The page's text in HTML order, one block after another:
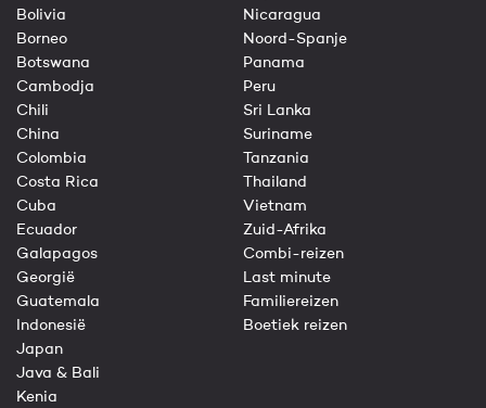
Bolivia
Borneo
Botswana
Cambodja
Chili
China
Colombia
Costa Rica
Cuba
Ecuador
Galapagos
Georgië
Guatemala
Indonesië
Japan
Java & Bali
Kenia
Nicaragua
Noord-Spanje
Panama
Peru
Sri Lanka
Suriname
Tanzania
Thailand
Vietnam
Zuid-Afrika
Combi-reizen
Last minute
Familiereizen
Boetiek reizen